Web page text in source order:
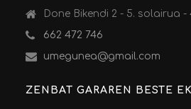
Done Bikendi 2 - 5. solairua -
662 472 746
umegunea@gmail.com
ZENBAT GARAREN BESTE